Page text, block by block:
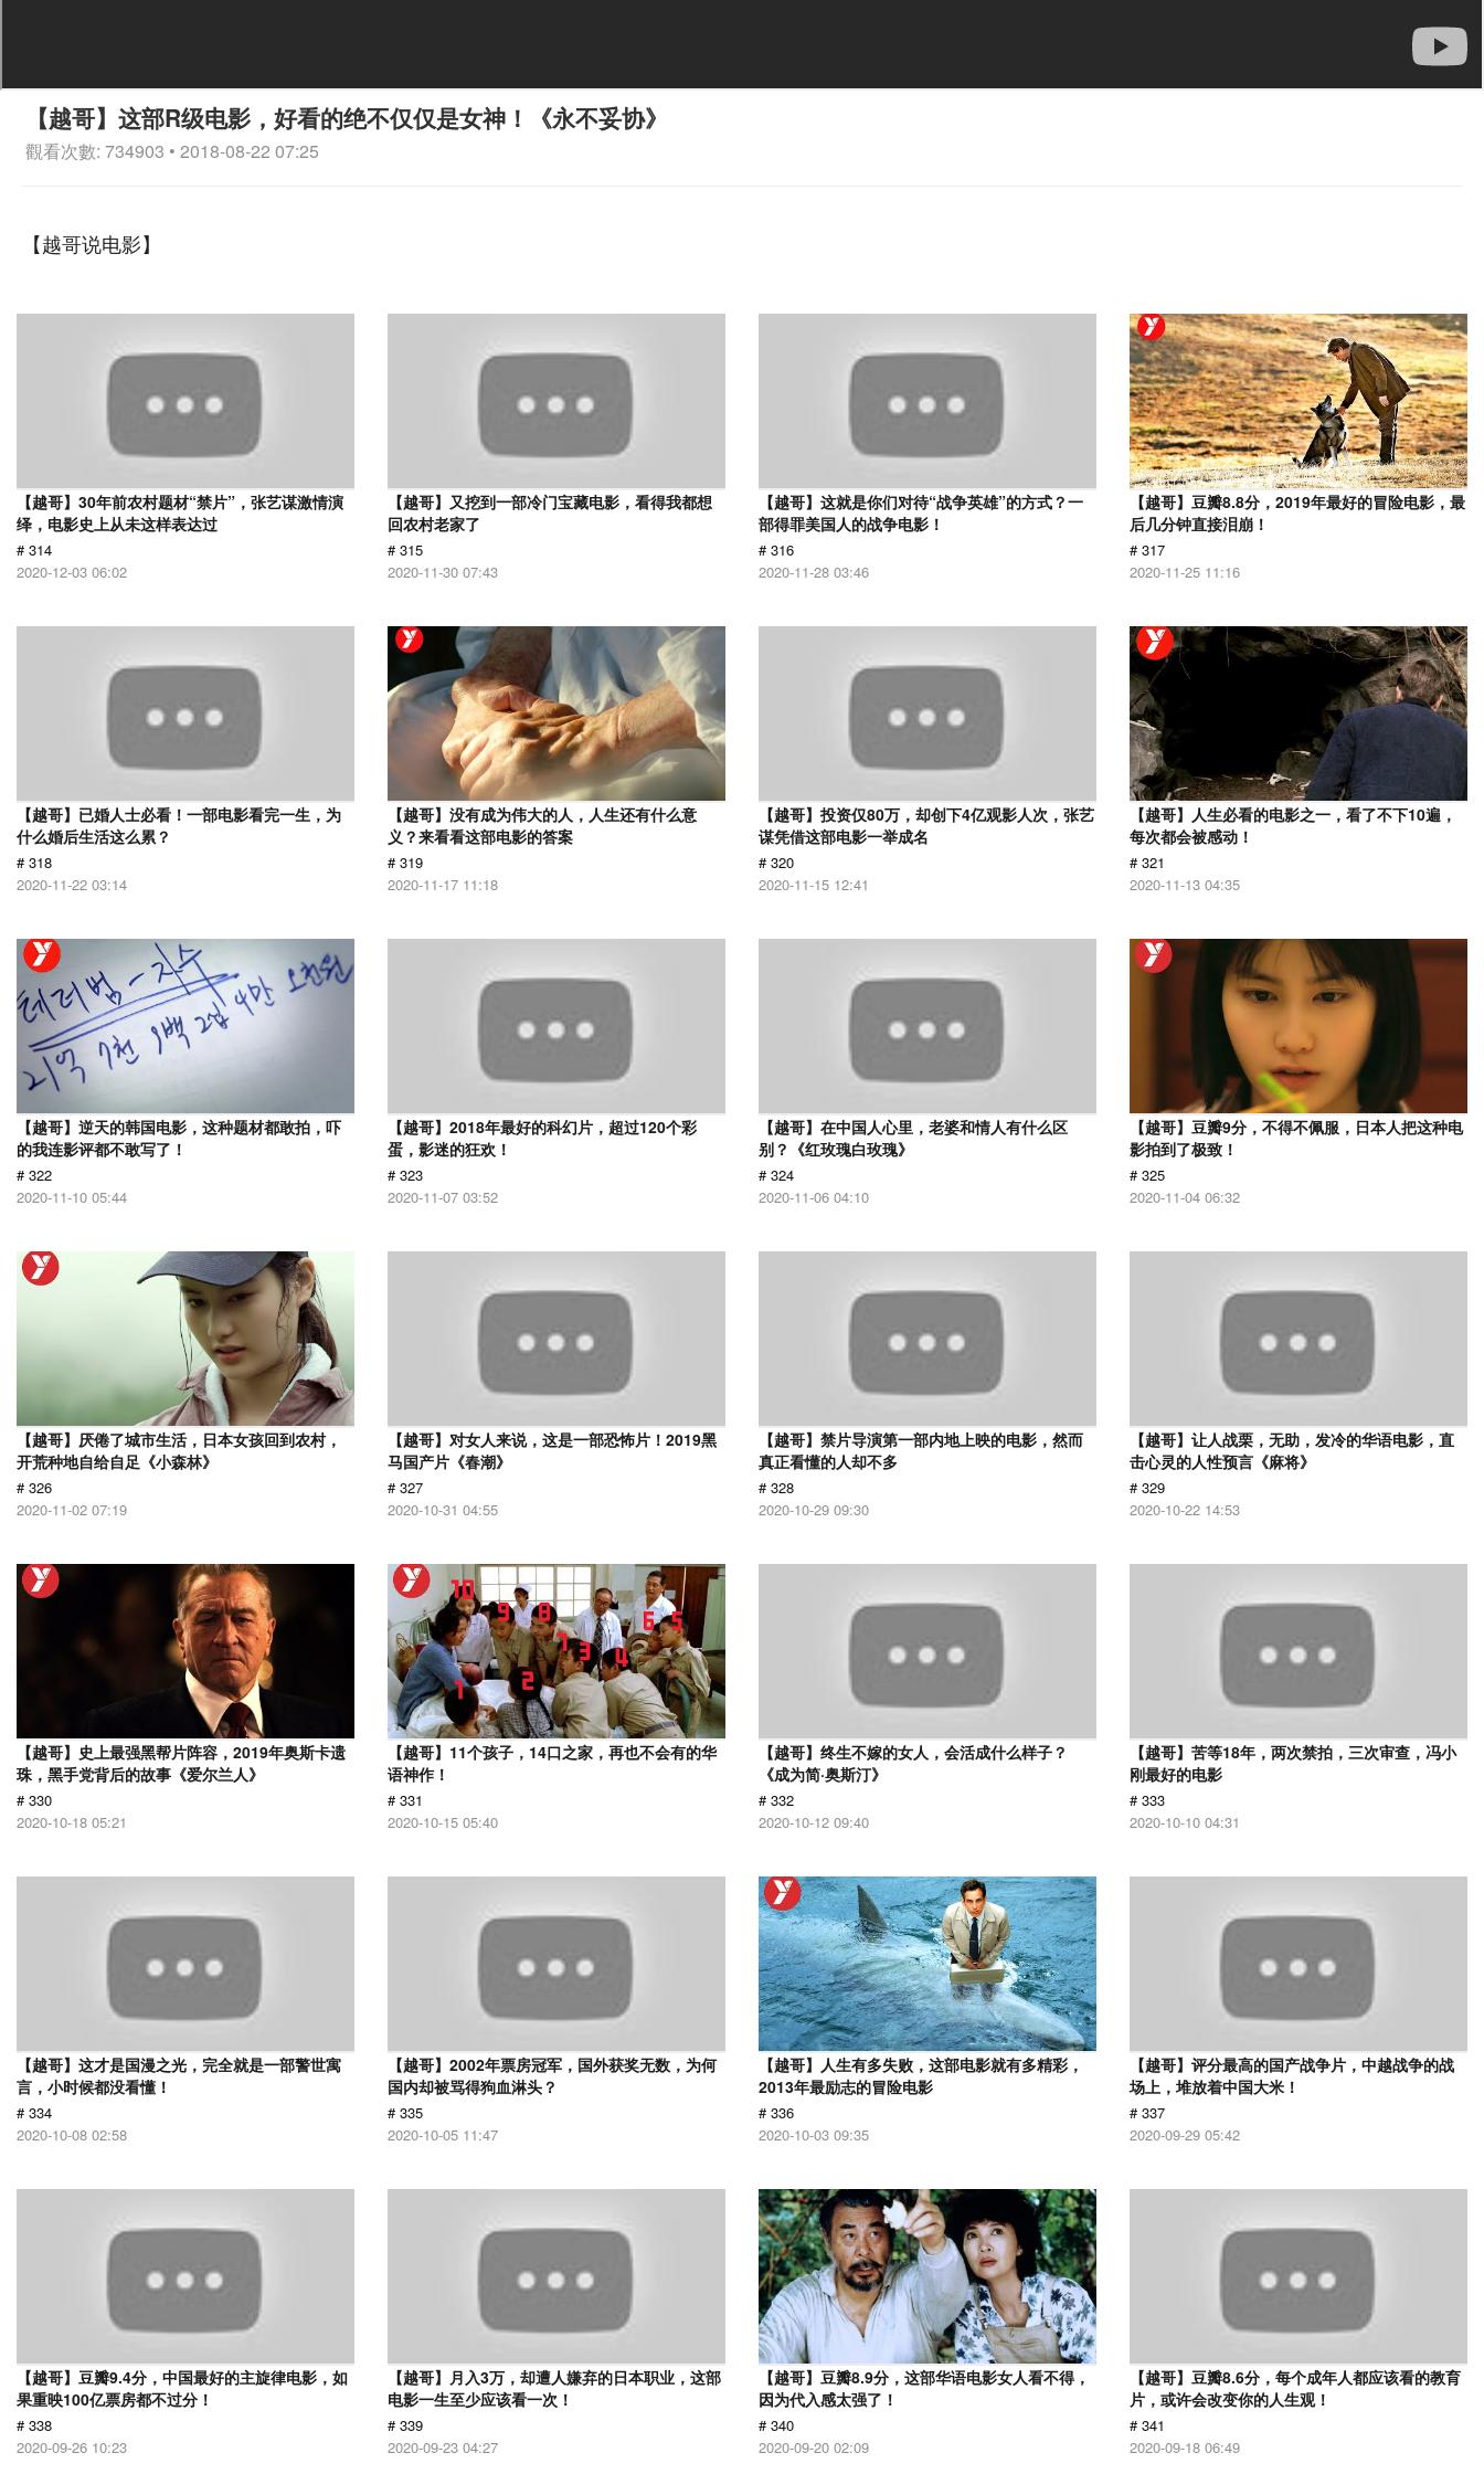
【越哥】这部R级电影，好看的绝不仅仅是女神！《永不妥协》
觀看次數: 734903 • 2018-08-22 07:25
【越哥说电影】
【越哥】30年前农村题材“禁片”，张艺谋激情演
绎，电影史上从未这样表达过
# 314
2020-12-03 06:02
【越哥】又挖到一部冷门宝藏电影，看得我都想
回农村老家了
# 315
2020-11-30 07:43
【越哥】这就是你们对待“战争英雄”的方式？一
部得罪美国人的战争电影！
# 316
2020-11-28 03:46
【越哥】豆瓣8.8分，2019年最好的冒险电影，最
后几分钟直接泪崩！
# 317
2020-11-25 11:16
【越哥】已婚人士必看！一部电影看完一生，为
什么婚后生活这么累？
# 318
2020-11-22 03:14
【越哥】没有成为伟大的人，人生还有什么意
义？来看看这部电影的答案
# 319
2020-11-17 11:18
【越哥】投资仅80万，却创下4亿观影人次，张艺
谋凭借这部电影一举成名
# 320
2020-11-15 12:41
【越哥】人生必看的电影之一，看了不下10遍，
每次都会被感动！
# 321
2020-11-13 04:35
【越哥】逆天的韩国电影，这种题材都敢拍，吓
的我连影评都不敢写了！
# 322
2020-11-10 05:44
【越哥】2018年最好的科幻片，超过120个彩
蛋，影迷的狂欢！
# 323
2020-11-07 03:52
【越哥】在中国人心里，老婆和情人有什么区
别？《红玫瑰白玫瑰》
# 324
2020-11-06 04:10
【越哥】豆瓣9分，不得不佩服，日本人把这种电
影拍到了极致！
# 325
2020-11-04 06:32
【越哥】厌倦了城市生活，日本女孩回到农村，
开荒种地自给自足《小森林》
# 326
2020-11-02 07:19
【越哥】对女人来说，这是一部恐怖片！2019黑
马国产片《春潮》
# 327
2020-10-31 04:55
【越哥】禁片导演第一部内地上映的电影，然而
真正看懂的人却不多
# 328
2020-10-29 09:30
【越哥】让人战栗，无助，发冷的华语电影，直
击心灵的人性预言《麻将》
# 329
2020-10-22 14:53
【越哥】史上最强黑帮片阵容，2019年奥斯卡遗
珠，黑手党背后的故事《爱尔兰人》
# 330
2020-10-18 05:21
【越哥】11个孩子，14口之家，再也不会有的华
语神作！
# 331
2020-10-15 05:40
【越哥】终生不嫁的女人，会活成什么样子？
《成为简·奥斯汀》
# 332
2020-10-12 09:40
【越哥】苦等18年，两次禁拍，三次审查，冯小
刚最好的电影
# 333
2020-10-10 04:31
【越哥】这才是国漫之光，完全就是一部警世寓
言，小时候都没看懂！
# 334
2020-10-08 02:58
【越哥】2002年票房冠军，国外获奖无数，为何
国内却被骂得狗血淋头？
# 335
2020-10-05 11:47
【越哥】人生有多失败，这部电影就有多精彩，
2013年最励志的冒险电影
# 336
2020-10-03 09:35
【越哥】评分最高的国产战争片，中越战争的战
场上，堆放着中国大米！
# 337
2020-09-29 05:42
【越哥】豆瓣9.4分，中国最好的主旋律电影，如
果重映100亿票房都不过分！
# 338
2020-09-26 10:23
【越哥】月入3万，却遭人嫌弃的日本职业，这部
电影一生至少应该看一次！
# 339
2020-09-23 04:27
【越哥】豆瓣8.9分，这部华语电影女人看不得，
因为代入感太强了！
# 340
2020-09-20 02:09
【越哥】豆瓣8.6分，每个成年人都应该看的教育
片，或许会改变你的人生观！
# 341
2020-09-18 06:49